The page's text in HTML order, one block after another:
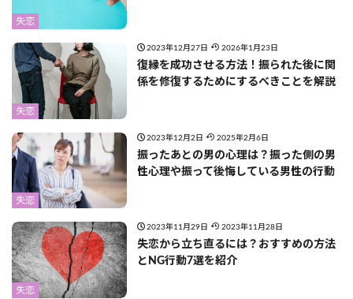
失恋
失恋
2023年12月27日 2026年1月23日
復縁を成功させる方法！振られた後に関
係を修復するためにするべきことを解説
失恋
2023年12月2日 2025年2月6日
振ったあとの男の心理は？振った側の男
性心理や振って後悔している男性の行動
失恋
2023年11月29日 2023年11月28日
失恋から立ち直るには？おすすめの方法
とNG行動7選を紹介